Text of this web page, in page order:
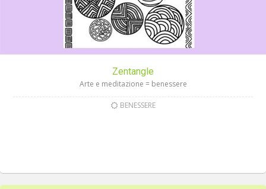
Zentangle
Arte e meditazione = benessere
BENESSERE